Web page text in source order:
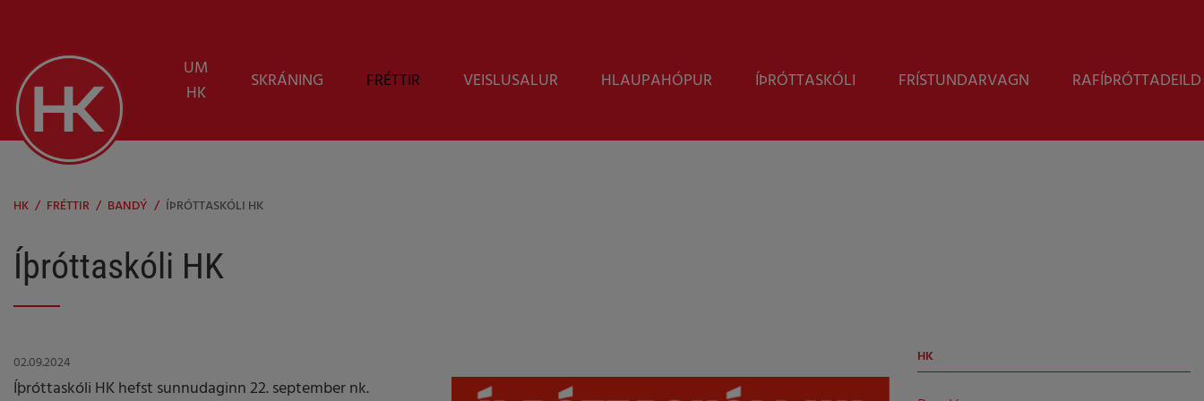
UM
HK
SKRÁNING FRÉTTIR VEISLUSALUR HLAUPAHÓPUR ÍÞRÓTTASKÓLI FRÍSTUNDARVAGN RAFÍÞRÓTTADEILD
Leita
HK / FRÉTTIR / BANDÝ / ÍÞRÓTTASKÓLI HK
Íþróttaskóli HK
02.09.2024
Íþróttaskóli HK hefst sunnudaginn 22. september nk.
HK